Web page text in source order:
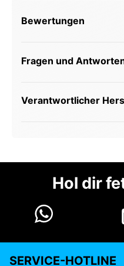
Bewertungen
Fragen und
Verantwortlicher
Hol dir
SERVICE-HOTLINE